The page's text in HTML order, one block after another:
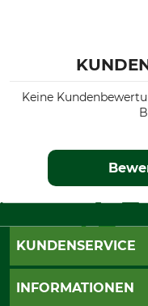
Keine
KUNDENSERVICE
Katalogbestellung
INFORMATIONEN